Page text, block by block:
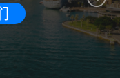
Next